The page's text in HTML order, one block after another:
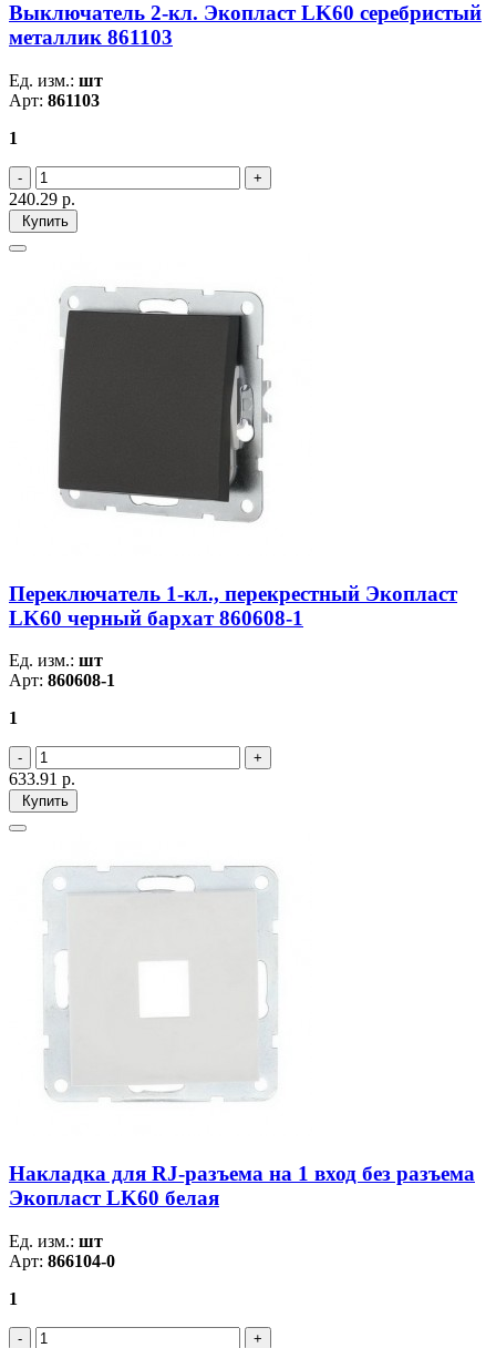
Выключатель 2-кл. Экопласт LK60 серебристый
металлик 861103
Ед. изм.: шт
Арт: 861103
1
240.29 р.
Купить
Переключатель 1-кл., перекрестный Экопласт
LK60 черный бархат 860608-1
Ед. изм.: шт
Арт: 860608-1
1
633.91 р.
Купить
Накладка для RJ-разъема на 1 вход без разъема
Экопласт LK60 белая
Ед. изм.: шт
Арт: 866104-0
1